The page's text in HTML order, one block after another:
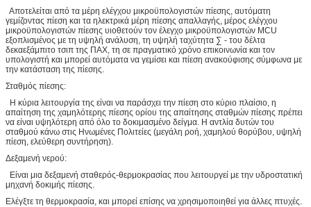
Αποτελείται από τα μέρη ελέγχου μικροϋπολογιστών πίεσης, αυτόματη
γεμίζοντας πίεση και τα ηλεκτρικά μέρη πίεσης απαλλαγής, μέρος ελέγχου
μικροϋπολογιστών πίεσης υιοθετούν τον έλεγχο μικροϋπολογιστών MCU
εξοπλισμένος με τη υψηλή ανάλυση, τη υψηλή ταχύτητα ∑ - του δέλτα
δεκαεξάμπιτο τσιπ της ΠΑΧ, τη σε πραγματικό χρόνο επικοινωνία και τον
υπολογιστή και μπορεί αυτόματα να γεμίσει και πίεση ανακούφισης σύμφωνα με
την κατάσταση της πίεσης.
Σταθμός πίεσης:
Η κύρια λειτουργία της είναι να παράσχει την πίεση στο κύριο πλαίσιο, η
απαίτηση της χαμηλότερης πίεσης ορίου της απαίτησης σταθμών πίεσης πρέπει
να είναι υψηλότερη από όλο το δοκιμασμένο δείγμα. Η αντλία δυτών του
σταθμού κάνω στις Ηνωμένες Πολιτείες (μεγάλη ροή, χαμηλού θορύβου, υψηλή
πίεση, ελεύθερη συντήρηση).
Δεξαμενή νερού:
Είναι μια δεξαμενή σταθερός-θερμοκρασίας που λειτουργεί με την υδροστατική
μηχανή δοκιμής πίεσης.
Ελέγξτε τη θερμοκρασία, και μπορεί επίσης να χρησιμοποιηθεί για άλλες πτυχές.